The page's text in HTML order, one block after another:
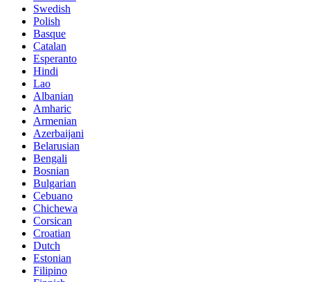
Swedish
Polish
Basque
Catalan
Esperanto
Hindi
Lao
Albanian
Amharic
Armenian
Azerbaijani
Belarusian
Bengali
Bosnian
Bulgarian
Cebuano
Chichewa
Corsican
Croatian
Dutch
Estonian
Filipino